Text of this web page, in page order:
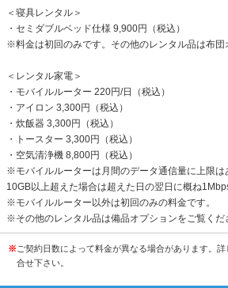
＜寝具レンタル＞
・セミダブルベッド仕様 9,900円（税込）
※料金は初回のみです。その他のレンタル品は布団
＜レンタル家電＞
・モバイルルーター 220円/日（税込）
・アイロン 3,300円（税込）
・炊飯器 3,300円（税込）
・トースター 3,300円（税込）
・空気清浄機 8,800円（税込）
※モバイルルーターは月間のデータ通信量に上限
10GB以上超えた場合は超えた日の翌日に概ね
※モバイルルーター以外は初回のみの料金です。
※その他のレンタル品は備品オプションをご覧くだ
※ ご契約日数によって料金が異なる場合があります。
合せ下さい。